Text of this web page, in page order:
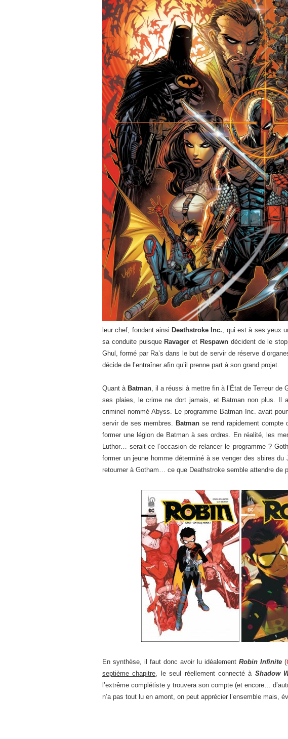
leur chef, fondant ainsi Deathstroke Inc., qui est à ses yeux
sa conduite puisque Ravager et Respawn décident de le
Ghul, formé par Ra’s dans le but de servir de réserve
décide de l’entraîner afin qu’il prenne part à son grand projet.
Quant à Batman, il a réussi à mettre fin à l’État de Terreur de
ses plaies, le crime ne dort jamais, et Batman non plus. Il
criminel nommé Abyss. Le programme Batman Inc. avait
servir de ses membres. Batman se rend rapidement compte
former une légion de Batman à ses ordres. En réalité, les
Luthor… serait-ce l’occasion de relancer le programme ?
former un jeune homme déterminé à se venger des sbires
retourner à Gotham… ce que Deathstroke semble attendre de
En synthèse, il faut donc avoir lu idéalement Robin Infinite(
septième chapitre, le seul réellement connecté à Shadow
l’extrême complétiste y trouvera son compte (et encore…
n’a pas tout lu en amont, on peut apprécier l’ensemble mais,